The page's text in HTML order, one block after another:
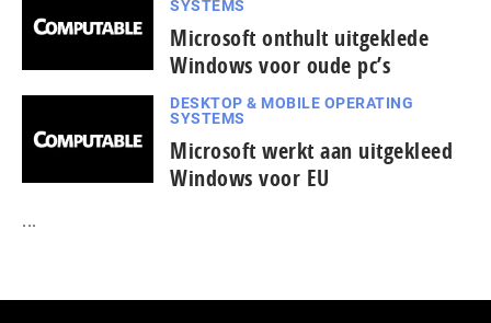
SYSTEMS
Microsoft onthult uitgeklede
Windows voor oude pc’s
DESKTOP & MOBILE OPERATING
SYSTEMS
Microsoft werkt aan uitgekleed
Windows voor EU
...